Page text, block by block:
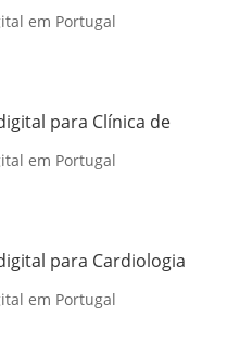
em Portugal
para Clínica de
em Portugal
para Cardiologia
em Portugal